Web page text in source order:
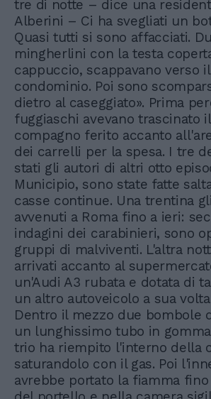
tre di notte – dice una
Alberini – Ci ha svegliati un
Quasi tutti si sono affacciati.
mingherlini con la testa
cappuccio, scappavano verso
condominio. Poi sono
dietro al caseggiato». Prima
fuggiaschi avevano trascinato
compagno ferito accanto
dei carrelli per la spesa. I tre
stati gli autori di altri otto
Municipio, sono state fatte
casse continue. Una trentina
avvenuti a Roma fino a ieri:
indagini dei carabinieri, sono
gruppi di malviventi. L'altra
arrivati accanto al
un'Audi A3 rubata e dotata di
un altro autoveicolo a sua
Dentro il mezzo due bombole
un lunghissimo tubo in
trio ha riempito l'interno della
saturandolo con il gas. Poi
avrebbe portato la fiamma